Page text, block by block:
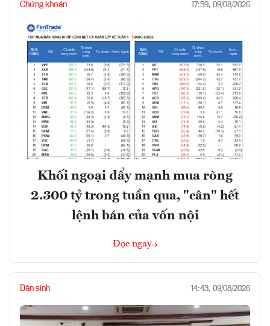
Chứng khoán 17:59, 09/08/2026
Khối ngoại đẩy mạnh mua ròng
2.300 tỷ trong tuần qua, "cân" hết
lệnh bán của vốn nội
Đọc ngay
Dân sinh 14:43, 09/08/2026